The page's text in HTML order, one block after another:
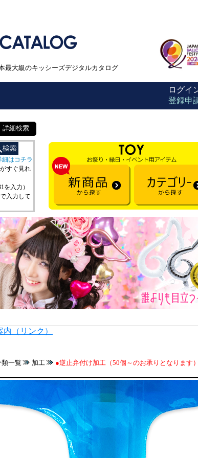
最大級のキッシーズデジタルカタログ
ログイ
登録申
詳細検索
はコチラ
すぐ見れ
を入力）
入力して
（リンク）
一覧 加工 ●逆止弁付け加工（50個～のお承りとなります